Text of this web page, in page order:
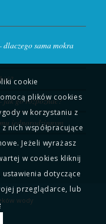
sama mokra
jak go rozpoznać?
jednorodzinnym
wody
cookie
plików cookies
w korzystaniu z
nich współpracujące
Jeżeli wyrażasz
w cookies kliknij
ustawienia dotyczące
przeglądarce, lub